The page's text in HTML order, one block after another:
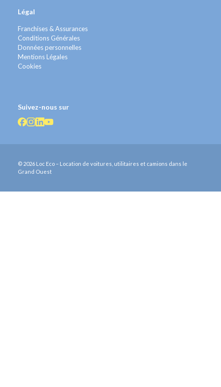
Légal
Franchises & Assurances
Conditions Générales
Données personnelles
Mentions Légales
Cookies
Suivez-nous sur
© 2026 Loc Eco – Location de voitures, utilitaires et camions dans le
Grand Ouest